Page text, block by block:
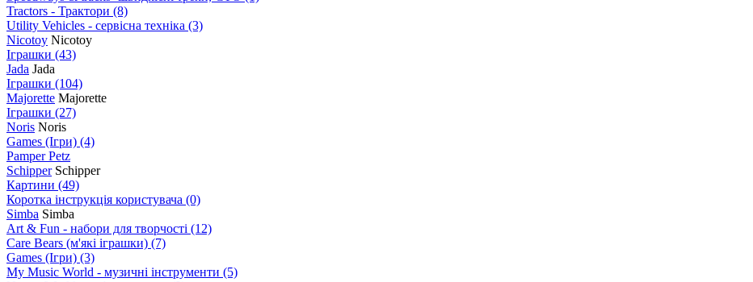
Tractors - Трактори (8)
Utility Vehicles - сервісна техніка (3)
Nicotoy Nicotoy
Іграшки (43)
Jada Jada
Іграшки (104)
Majorette Majorette
Іграшки (27)
Noris Noris
Games (Ігри) (4)
Pamper Petz
Schipper Schipper
Картини (49)
Коротка інструкція користувача (0)
Simba Simba
Art & Fun - набори для творчості (12)
Care Bears (м'які іграшки) (7)
Games (Ігри) (3)
My Music World - музичні інструменти (5)